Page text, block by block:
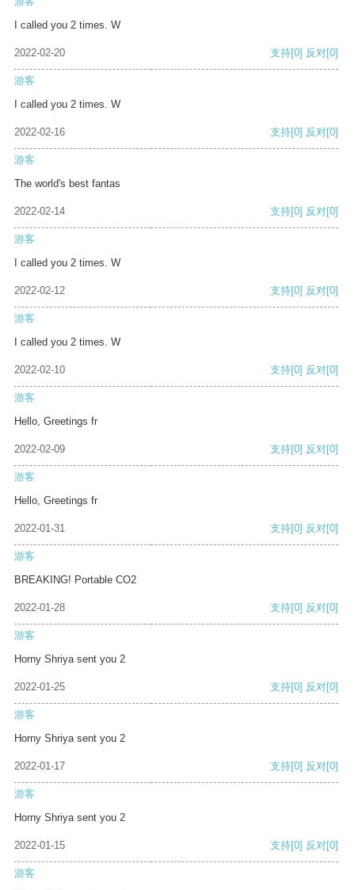
I called you 2 times. W
2022-02-20 支持[0] 反对[0]
游客
I called you 2 times. W
2022-02-16 支持[0] 反对[0]
游客
The world's best fantas
2022-02-14 支持[0] 反对[0]
游客
I called you 2 times. W
2022-02-12 支持[0] 反对[0]
游客
I called you 2 times. W
2022-02-10 支持[0] 反对[0]
游客
Hello, Greetings fr
2022-02-09 支持[0] 反对[0]
游客
Hello, Greetings fr
2022-01-31 支持[0] 反对[0]
游客
BREAKING! Portable CO2
2022-01-28 支持[0] 反对[0]
游客
Horny Shriya sent you 2
2022-01-25 支持[0] 反对[0]
游客
Horny Shriya sent you 2
2022-01-17 支持[0] 反对[0]
游客
Horny Shriya sent you 2
2022-01-15 支持[0] 反对[0]
游客